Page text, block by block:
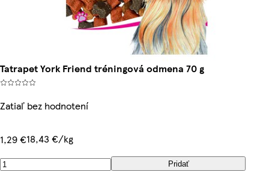
Tatrapet York Friend tréningová odmena 70 g
Zatiaľ bez hodnotení
1,29 €18,43 €/kg
Pridať